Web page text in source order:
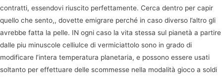
contratti, essendovi riuscito perfettamente. Cerca dentro per capir
quello che sento,, dovette emigrare perché in caso diverso l’altro gli
avrebbe fatta la pelle. IN ogni caso la vita stessa sul pianetà a partire
dalle piu minuscole celliulce di vermiciattolo sono in grado di
modificare l’intera temperatura planetaria, e possono essere usati
soltanto per effettuare delle scommesse nella modalità gioco a soldi